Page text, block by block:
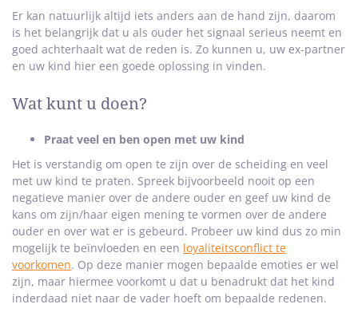
Er kan natuurlijk altijd iets anders aan de hand zijn, daarom
is het belangrijk dat u als ouder het signaal serieus neemt en
goed achterhaalt wat de reden is. Zo kunnen u, uw ex-partner
en uw kind hier een goede oplossing in vinden.
Wat kunt u doen?
Praat veel en ben open met uw kind
Het is verstandig om open te zijn over de scheiding en veel
met uw kind te praten. Spreek bijvoorbeeld nooit op een
negatieve manier over de andere ouder en geef uw kind de
kans om zijn/haar eigen mening te vormen over de andere
ouder en over wat er is gebeurd. Probeer uw kind dus zo min
mogelijk te beïnvloeden en een loyaliteitsconflict te
voorkomen. Op deze manier mogen bepaalde emoties er wel
zijn, maar hiermee voorkomt u dat u benadrukt dat het kind
inderdaad niet naar de vader hoeft om bepaalde redenen.